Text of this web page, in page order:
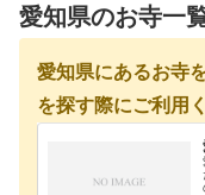
愛知県のお寺一
愛知県にあるお寺
を探す際にご利用